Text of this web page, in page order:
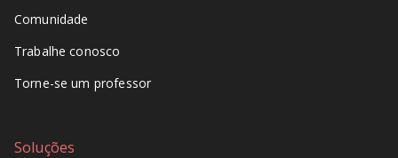
Comunidade
Trabalhe conosco
Torne-se um professor
Soluções